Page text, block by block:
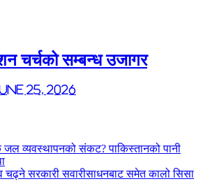
चर्चको सम्बन्ध उजागर
25, 2026
जल व्यवस्थापनको संकट? पाकिस्तानको पानी
चढ्ने सरकारी सवारीसाधनबाट समेत कालो सिसा